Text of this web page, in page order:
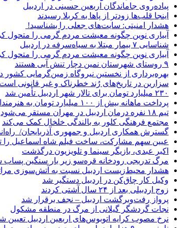
پیاده‌روی جاماندگان اربعین حسینی در اردبیل
اینجا قلب‌ها زودتر از پاها به کربلا رسیدند
هشدار امنیتی: سایت‌های جعلی را بشناسید!
آبیاری نوین چگونه معیشت مردم گرمی را متحول
شناسایی ۷ بیمار مبتلا به سیاه‌سرفه در اردبیل
آبیاری نوین چگونه معیشت مردم گرمی را متحول
۹ روستای شهرستان نمین دچار تنش آبی هستند
بهره‌برداری از نخستین نیروگاه زمین‌گرمایی
سزارین در تاریخ‌های رُند خطرناک و غیر قانونی است
۲۳۰ میلیارد تومان برای تالار شهر اردبیل تأمین شد
پرداخت ماهانه بیش از ۱۰۰ میلیارد تومان به هنرمندان از طریق صندوق هنر
تیم ۱۸ نفره درمان اردبیل در مهران مستقر می‌شود
مجتمع فرهنگی کلور به بالندگی خلخال کمک می‌کند
گسترش همکاری اردبیل و جمهوری آذربایجان/
عیین سهم مشارکت، ساخت فیلم شاه‌ اسماعیل را
اکبر عبدی، بازیگر سینما و تلویزیون درگذشت
مرگ تدریجی رودخانه قره‌سو زیر بار سنگین
هشدار محیط‌زیست اردبیل نسبت به آتش‌سوزی
وکیل کار چاق‌کن در اردبیل دستگیر شد
زوج اردبیلی بعد از ۲۴ سال آشتی کردند
پرواز رفت‌وبرگشت اردبیل – نجف برقرار شد
نجات گردشگر گیلانی از مرگ در منطقه مشکول
نرخ مصوب کرایه اتوبوس‌های اربعین اردبیل تعیین